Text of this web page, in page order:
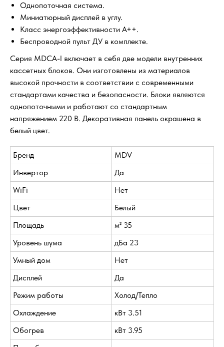
Однопоточная система.
Миниатюрный дисплей в углу.
Класс энергоэффективности A++.
Беспроводной пульт ДУ в комплекте.
Серия MDCA-I включает в себя две модели внутренних
кассетных блоков. Они изготовлены из материалов
высокой прочности в соответствии с современными
стандартами качества и безопасности. Блоки являются
однопоточными и работают со стандартным
напряжением 220 В. Декоративная панель окрашена в
белый цвет.
Бренд
MDV
Инвертор
Да
WiFi
Нет
Цвет
Белый
Площадь
м² 35
Уровень шума
дБа 23
Умный дом
Нет
Дисплей
Да
Режим работы
Холод/Тепло
Охлаждение
кВт 3.51
Обогрев
кВт 3.95